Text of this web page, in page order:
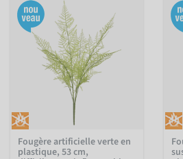
Fougère artificielle verte en
plastique, 53 cm,